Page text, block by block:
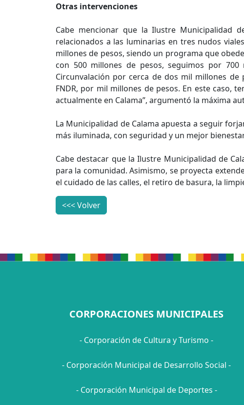
Otras intervenciones
Cabe mencionar que la Ilustre Municipalidad
relacionados a las luminarias en tres nudos
millones de pesos, siendo un programa que
con 500 millones de pesos, seguimos por
Circunvalación por cerca de dos mil millones
FNDR, por mil millones de pesos. En este caso,
actualmente en Calama”, argumentó la máxima
La Municipalidad de Calama apuesta a seguir
más iluminada, con seguridad y un mejor
Cabe destacar que la Ilustre Municipalidad de
para la comunidad. Asimismo, se proyecta
el cuidado de las calles, el retiro de basura, la
<<< Volver
CORPORACIONES MUNICIPALES
- Corporación de Cultura y Turismo -
- Corporación Municipal de Desarrollo Social -
- Corporación Municipal de Deportes -